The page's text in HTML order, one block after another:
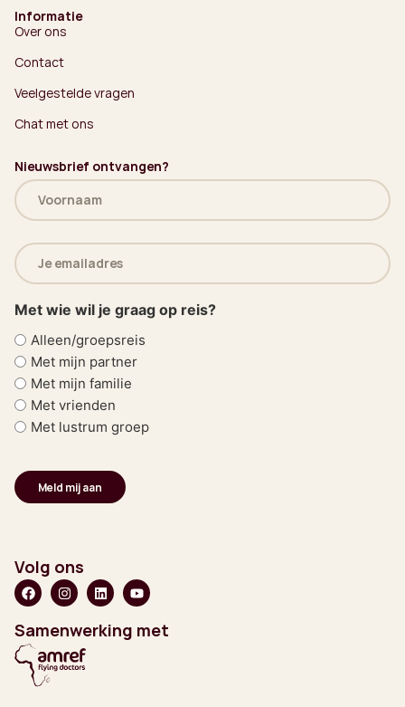
Informatie
Over ons
Contact
Veelgestelde vragen
Chat met ons
Nieuwsbrief ontvangen?
Naam
(Vereist)
E-
mailadres
(Vereist)
Met wie wil je graag op reis?
Alleen/groepsreis
Met mijn partner
Met mijn familie
Met vrienden
Met lustrum groep
Volg ons
Samenwerking met